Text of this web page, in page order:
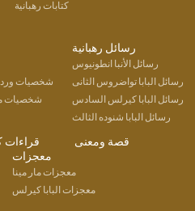
كتابات رهبانية
رسائل رهبانية
رسائل الأنبا انطونيوس
رسائل البابا تواضروس الثانى
رسائل البابا كيرلس السادس
رسائل البابا شنوده الثالث
شخصيات ورد
شخصيات
قصة ومعنى قراءات
معجزات
معجزات مار مينا
معجزات البابا كيرلس